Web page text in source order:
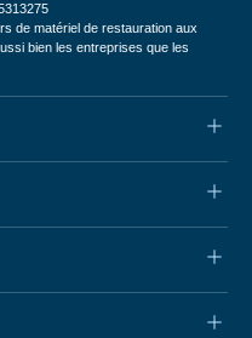
de matériel de restauration aux
bien les entreprises que les